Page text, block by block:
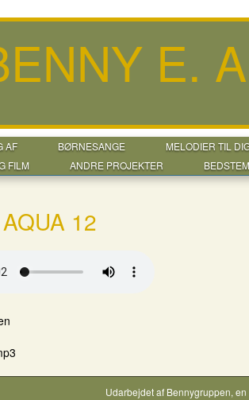
E.
AF BØRNESANGE
MELODIER TIL
FILM
ANDRE PROJEKTER
12
Udarbejdet af Bennygruppen,